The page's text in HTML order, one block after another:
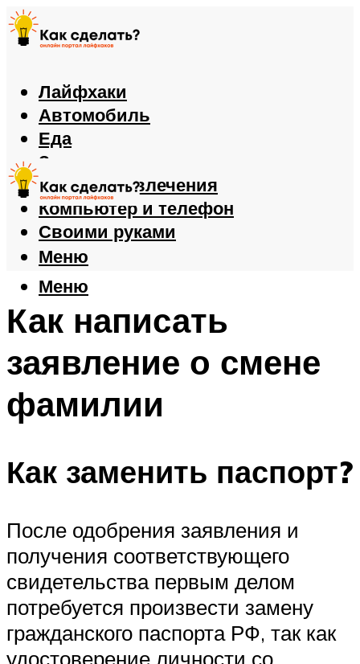
Лайфхаки
Автомобиль
Еда
Здоровье
Игры и развлечения
Компьютер и телефон
Своими руками
Меню
Меню
Как написать
заявление о смене
фамилии
Как заменить паспорт?
После одобрения заявления и
получения соответствующего
свидетельства первым делом
потребуется произвести замену
гражданского паспорта РФ, так как
удостоверение личности со